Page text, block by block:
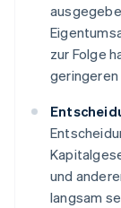
zur Folge
geringeren
und
langsam